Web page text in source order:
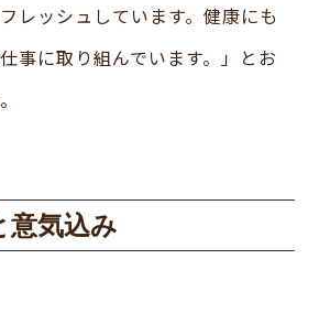
レッシュしています。健康にも
事に取り組んでいます。」とお
意気込み